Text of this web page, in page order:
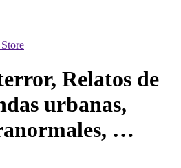
Relatos de
urbanas,